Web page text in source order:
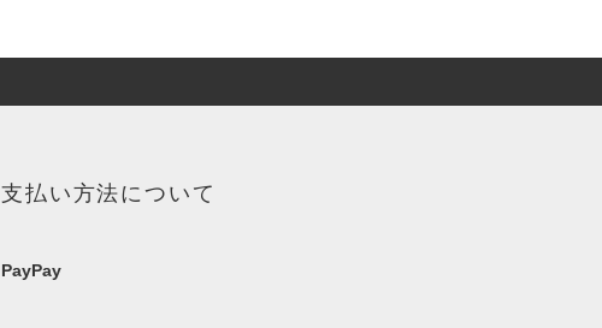
支払い方法について
PayPay